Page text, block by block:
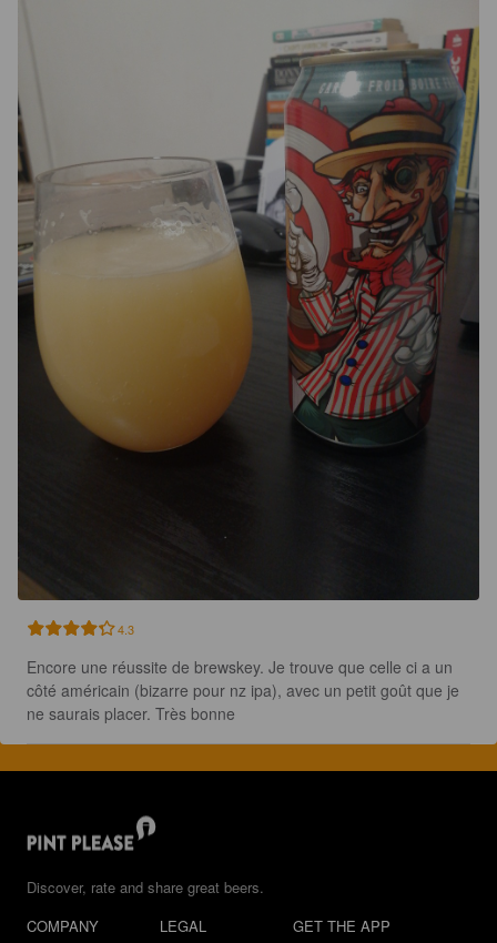
4.3
Encore une réussite de brewskey. Je trouve que celle ci a un
côté américain (bizarre pour nz ipa), avec un petit goût que je
ne saurais placer. Très bonne
Discover, rate and share great beers.
COMPANY
LEGAL GET THE APP